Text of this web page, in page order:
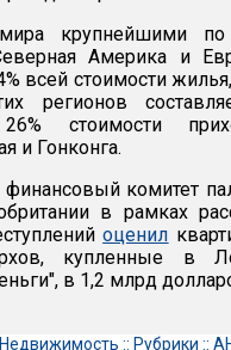
крупнейшими по
Америка и
всей стоимости
регионов
стоимости
и Гонконга.
комитет
в рамках
оценил
купленные в
в 1,2 млрд
Недвижимость :: Рубрики ::